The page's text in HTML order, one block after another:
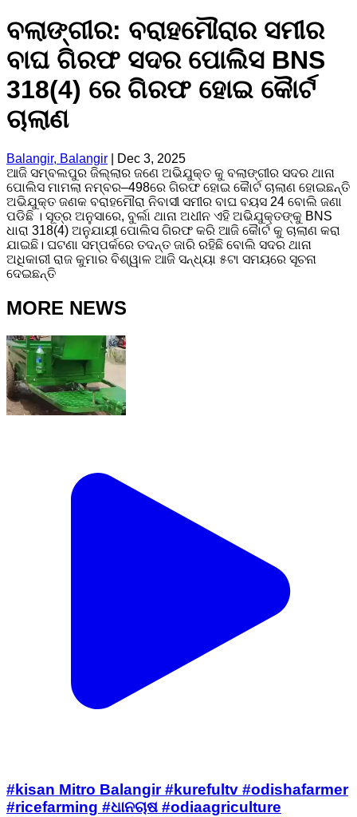
ବଲାଙ୍ଗୀର: ବରାହମୌରାର ସମୀର
ବାଘ ଗିରଫ ସଦର ପୋଲିସ BNS
318(4) ରେ ଗିରଫ ହୋଇ କୋୖର୍ଟ
ଚାଲାଣ
Balangir, Balangir
Dec 3, 2025
ଆଜି ସମ୍ବଲପୁର ଜିଲ୍ଲାର ଜଣେ ଅଭିଯୁକ୍ତ କୁ ବଲାଙ୍ଗୀର ସଦର ଥାନା
ପୋଲିସ ମାମଲା ନମ୍ବର–498ରେ ଗିରଫ ହୋଇ କୋୖର୍ଟ ଚାଲାଣ ହୋଇଛନ୍ତି
ଅଭିଯୁକ୍ତ ଜଣକ ବରାହମୌରା ନିବାସୀ ସମୀର ବାଘ ବୟସ 24 ବୋଲି ଜଣା
ପଡିଛି । ସୂତ୍ର ଅନୁସାରେ, ବୁର୍ଲା ଥାନା ଅଧୀନ ଏହି ଅଭିଯୁକ୍ତଙ୍କୁ BNS
ଧାରା 318(4) ଅନୁଯାୟୀ ପୋଲିସ ଗିରଫ କରି ଆଜି କୋୖର୍ଟ କୁ ଚାଲାଣ କରା
ଯାଇଛି। ଘଟଣା ସମ୍ପର୍କରେ ତଦନ୍ତ ଜାରି ରହିଛି ବୋଲି ସଦର ଥାନା
ଅଧିକାରୀ ରାଜ କୁମାର ବିଶ୍ୱାଳ ଆଜି ସନ୍ଧ୍ୟା ୫ଟା ସମୟରେ ସୂଚନା
ଦେଇଛନ୍ତି
MORE NEWS
#kisan Mitro Balangir #kurefultv #odishafarmer
#ricefarming #ଧାନଚାଷ #odiaagriculture